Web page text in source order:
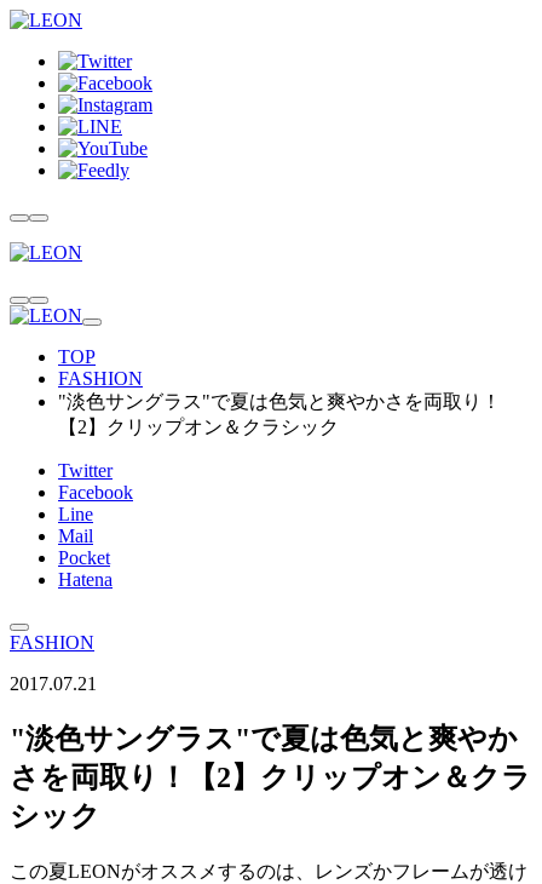
TOP
FASHION
"淡色サングラス"で夏は色気と爽やかさを両取り！
【2】クリップオン＆クラシック
Twitter
Facebook
Line
Mail
Pocket
Hatena
FASHION
2017.07.21
"淡色サングラス"で夏は色気と爽やか
さを両取り！【2】クリップオン＆クラ
シック
この夏LEONがオススメするのは、レンズかフレームが透け